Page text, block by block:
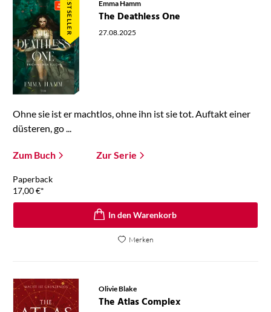
BESTSELLER Emma Hamm
The Deathless One
27.08.2025
Ohne sie ist er machtlos, ohne ihn ist sie tot. Auftakt einer
düsteren, go ...
Zum Buch Zur Serie
Paperback
17,00€*
In den Warenkorb
Merken
Olivie Blake
The Atlas Complex